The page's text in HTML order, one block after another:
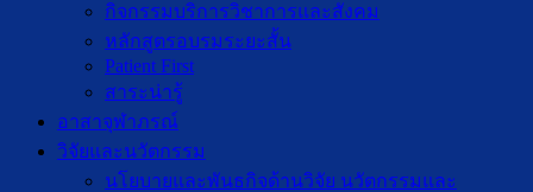
กิจกรรมบริการวิชาการและสังคม
หลักสูตรอบรมระยะสั้น
Patient First
สาระน่ารู้
อาสาจุฬาภรณ์
วิจัยและนวัตกรรม
นโยบายและพันธกิจด้านวิจัย นวัตกรรมและ